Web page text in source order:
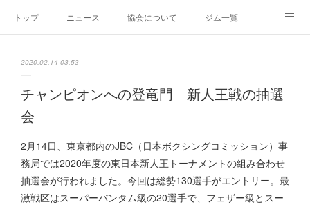
トップ ニュース 協会について ジム一覧
2020.02.14 03:53
チャンピオンへの登竜門 新人王戦の抽選
会
2月14日、東京都内のJBC（日本ボクシングコミッション）事
務局では2020年度の東日本新人王トーナメントの組み合わせ
抽選会が行われました。今回は総勢130選手がエントリー。最
激戦区はスーパーバンタム級の20選手で、フェザー級とスー